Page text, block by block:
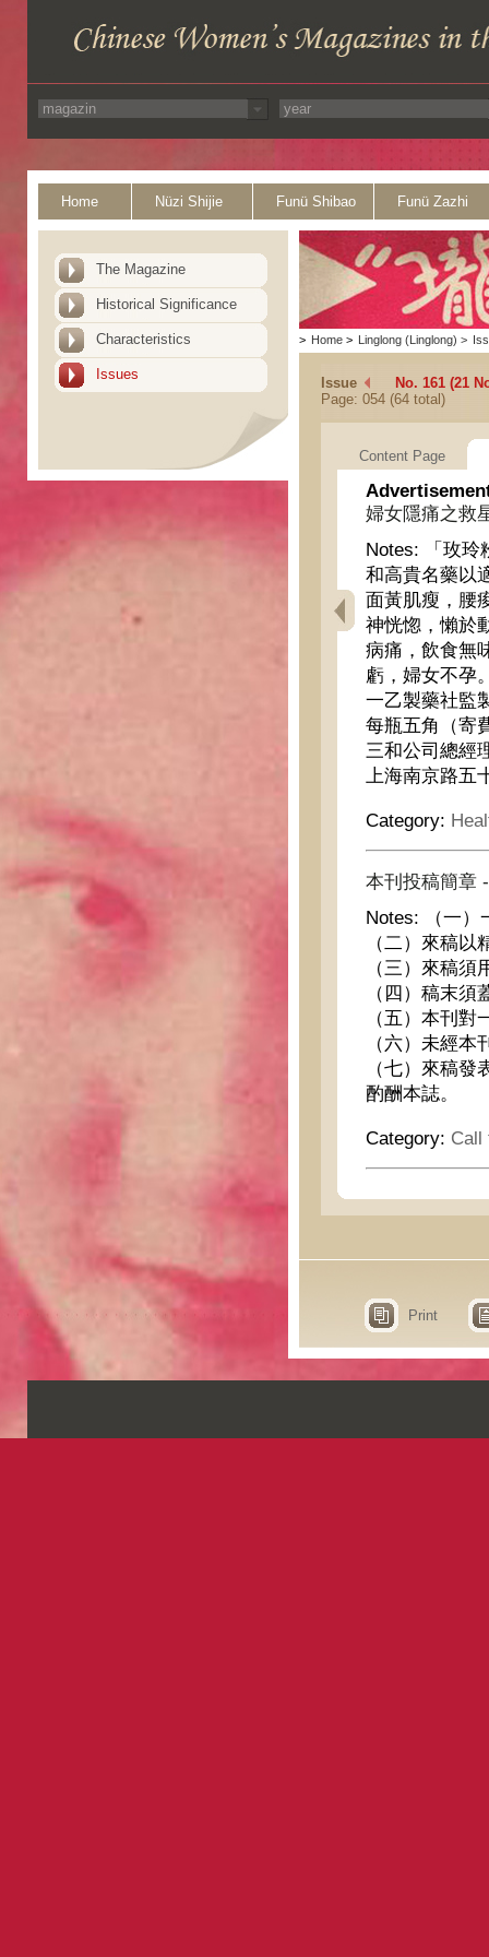
Home Nüzi Shijie Funü Shibao Funü Zazhi
The Magazine
Historical Significance
Characteristics
Issues
> Home > Linglong (Linglong) >
Issue
No. 161 (21
Page: 054 (64 total)
Content Page
婦女隱痛之救
Notes:
「玫
和高貴名藥以
面黃肌瘦，腰
神恍惚，懶於
病痛，飲食無
虧，婦女不孕
一乙製藥社監
每瓶五角（寄
三和公司總經
上海南京路五
Category:
本刊投稿簡章 -
Notes:
（一
（二）來稿
（三）來稿
（四）稿末
（五）本刊
（六）未經
（七）來稿
酌酬本誌。
Category: Call
Print